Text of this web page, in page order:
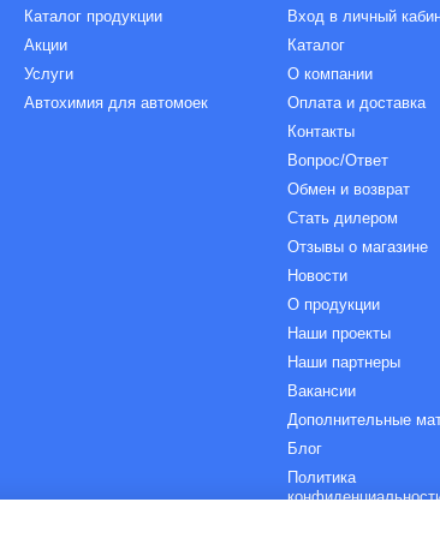
выхлопов;
и обслуживания;
условиях;
беспрерывно работать до 10 часов в сутки.
бензиновых генераторов
купить генератор
модели с рамной конструкцией. Это отличное
большими размерами и весом больше 40 кг.
устройство, рекомендуется остановить
правильной синусоидальной формой, что крайне
удобными ручками и колесами, что
Каталог продукции
Акции
Услуги
Автохимия для автомоек
Вход в личный
Каталог
О компании
Оплата и доставка
Контакты
Вопрос/Ответ
Обмен и возврат
Стать дилером
Отзывы о магазине
Новости
О продукции
Наши проекты
Наши партнеры
Вакансии
Дополнительные
Блог
Политика